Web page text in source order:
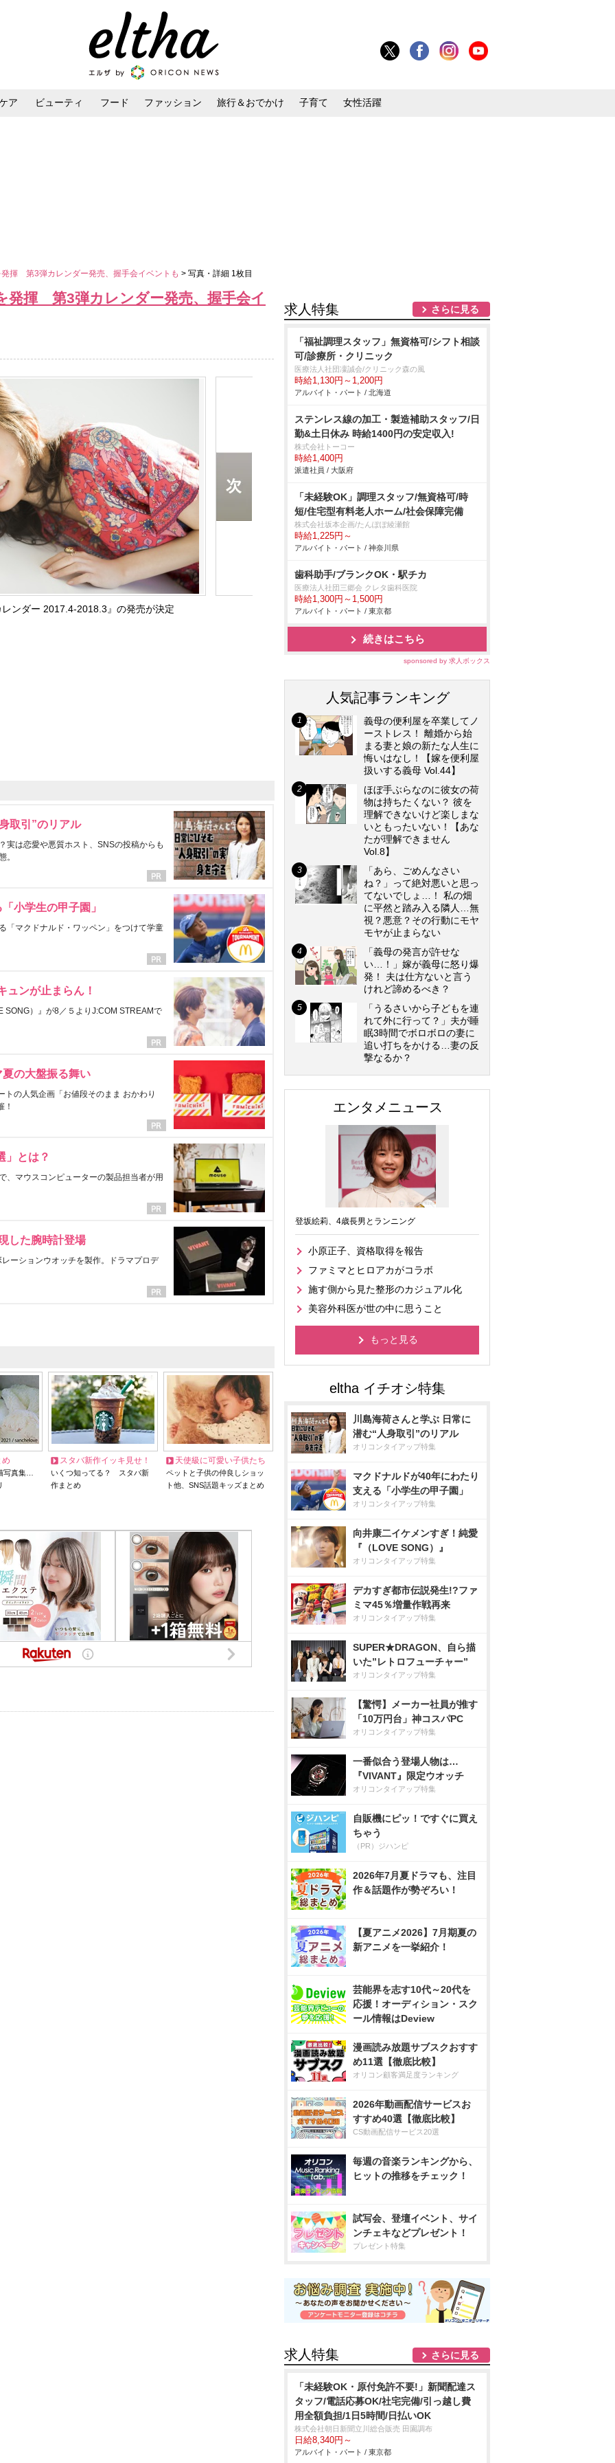
ア ビューティ フード ファッション 旅行＆おでかけ 子育て 女性活躍
揮 第3弾カレンダー発売、握手会イベントも > 写真・詳細 1枚目
発揮 第3弾カレンダー発売、握手会イ
ンダー 2017.4-2018.3』の発売が決定
取引”のリアル
実は恋愛や悪質ホスト、SNSの投稿からも
。
小学生の甲子園」
「マクドナルド・ワッペン」をつけて学童
ュンが止まらん！
SONG）』が8／５よりJ:COM STREAMで
の大盤振る舞い
の人気企画「お値段そのまま おかわり
！
」とは？
、マウスコンピューターの製品担当者が用
した腕時計登場
ーションウオッチを製作。ドラマプロデ
め
写真集…
スタバ新作イッキ見せ！
いくつ知ってる？ スタバ新
作まとめ
天使級に可愛い子供たち
ペットと子供の仲良しショッ
ト他、SNS話題キッズまとめ
求人特集 さらに見る
「福祉調理スタッフ」無資格可/シフト相談
可/診療所・クリニック
医療法人社団凜誠会/クリニック森の風
時給1,130円～1,200円
アルバイト・パート / 北海道
ステンレス線の加工・製造補助スタッフ/日
勤&土日休み 時給1400円の安定収入!
株式会社トーコー
時給1,400円
派遣社員 / 大阪府
「未経験OK」調理スタッフ/無資格可/時
短/住宅型有料老人ホーム/社会保障完備
株式会社坂本企画/たんぽぽ綾瀬館
時給1,225円～
アルバイト・パート / 神奈川県
歯科助手/ブランクOK・駅チカ
医療法人社団三郷会 クレタ歯科医院
時給1,300円～1,500円
アルバイト・パート / 東京都
続きはこちら
sponsored by 求人ボックス
人気記事ランキング
義母の便利屋を卒業してノ
ーストレス！ 離婚から始
まる妻と娘の新たな人生に
悔いはなし！【嫁を便利屋
扱いする義母 Vol.44】
ほぼ手ぶらなのに彼女の荷
物は持ちたくない？ 彼を
理解できないけど楽しまな
いともったいない！【あな
たが理解できません
Vol.8】
「あら、ごめんなさい
ね？」って絶対悪いと思っ
てないでしょ…！ 私の畑
に平然と踏み入る隣人…無
視？悪意？その行動にモヤ
モヤが止まらない
「義母の発言が許せな
い…！」嫁が義母に怒り爆
発！ 夫は仕方ないと言う
けれど諦めるべき？
「うるさいから子どもを連
れて外に行って？」夫が睡
眠3時間でボロボロの妻に
追い打ちをかける…妻の反
撃なるか？
エンタメニュース
登坂絵莉、4歳長男とランニング
小原正子、資格取得を報告
ファミマとヒロアカがコラボ
施す側から見た整形のカジュアル化
美容外科医が世の中に思うこと
もっと見る
川島海荷さんと学ぶ 日常に
潜む“人身取引”のリアル
オリコンタイアップ特集
マクドナルドが40年にわたり
支える「小学生の甲子園」
オリコンタイアップ特集
向井康二イケメンすぎ！純愛
『（LOVE SONG）』
オリコンタイアップ特集
デカすぎ都市伝説発生!?ファ
ミマ45％増量作戦再来
オリコンタイアップ特集
SUPER★DRAGON、自ら描
いた”レトロフューチャー”
オリコンタイアップ特集
【驚愕】メーカー社員が推す
「10万円台」神コスパPC
オリコンタイアップ特集
一番似合う登場人物は…
『VIVANT』限定ウオッチ
オリコンタイアップ特集
自販機にピッ！ですぐに買え
ちゃう
（PR）ジハンピ
2026年7月夏ドラマも、注目
作＆話題作が勢ぞろい！
【夏アニメ2026】7月期夏の
新アニメを一挙紹介！
芸能界を志す10代～20代を
応援！オーディション・スク
ール情報はDeview
漫画読み放題サブスクおすす
め11選【徹底比較】
オリコン顧客満足度ランキング
2026年動画配信サービスお
すすめ40選【徹底比較】
CS動画配信サービス20選
毎週の音楽ランキングから、
ヒットの推移をチェック！
試写会、登壇イベント、サイ
ンチェキなどプレゼント！
プレゼント特集
求人特集 さらに見る
「未経験OK・原付免許不要!」新聞配達ス
タッフ/電話応募OK/社宅完備/引っ越し費
用全額負担/1日5時間/日払いOK
株式会社朝日新聞立川総合販売 田園調布
日給8,340円～
アルバイト・パート / 東京都